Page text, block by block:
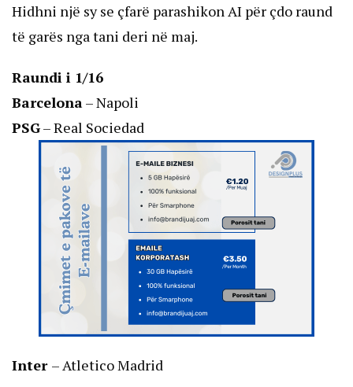
Hidhni një sy se çfarë parashikon AI për çdo raund
të garës nga tani deri në maj.
Raundi i 1/16
Barcelona– Napoli
PSG– Real Sociedad
Inter – Atletico Madrid